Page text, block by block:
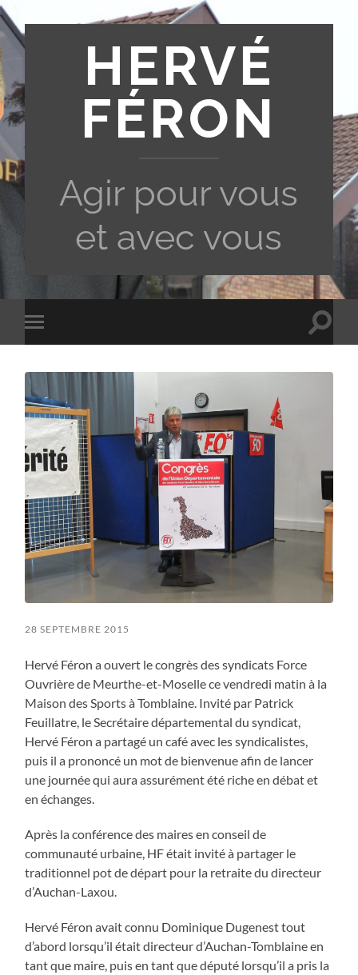
HERVÉ
FÉRON
Agir pour vous
et avec vous
Toggle
mobile
Toggle
28 SEPTEMBRE 2015
Hervé Féron a ouvert le congrès des syndicats Force
Ouvrière de Meurthe-et-Moselle ce vendredi matin à la
Maison des Sports à Tomblaine. Invité par Patrick
Feuillatre, le Secrétaire départemental du syndicat,
Hervé Féron a partagé un café avec les syndicalistes,
puis il a prononcé un mot de bienvenue afin de lancer
une journée qui aura assurément été riche en débat et
en échanges.
Après la conférence des maires en conseil de
communauté urbaine, HF était invité à partager le
traditionnel pot de départ pour la retraite du directeur
d’Auchan-Laxou.
Hervé Féron avait connu Dominique Dugenest tout
d’abord lorsqu’il était directeur d’Auchan-Tomblaine en
tant que maire, puis en tant que député lorsqu’il a pris la